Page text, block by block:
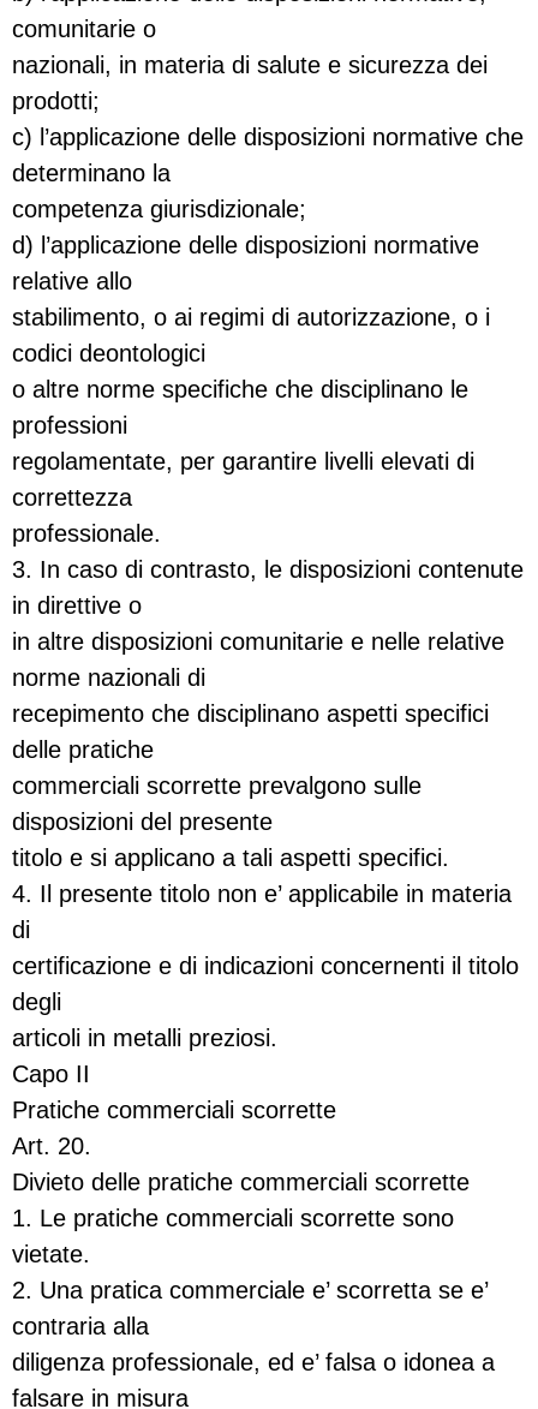
comunitarie o
nazionali, in materia di salute e sicurezza dei
prodotti;
c) l’applicazione delle disposizioni normative che
determinano la
competenza giurisdizionale;
d) l’applicazione delle disposizioni normative
relative allo
stabilimento, o ai regimi di autorizzazione, o i
codici deontologici
o altre norme specifiche che disciplinano le
professioni
regolamentate, per garantire livelli elevati di
correttezza
professionale.
3. In caso di contrasto, le disposizioni contenute
in direttive o
in altre disposizioni comunitarie e nelle relative
norme nazionali di
recepimento che disciplinano aspetti specifici
delle pratiche
commerciali scorrette prevalgono sulle
disposizioni del presente
titolo e si applicano a tali aspetti specifici.
4. Il presente titolo non e’ applicabile in materia
di
certificazione e di indicazioni concernenti il titolo
degli
articoli in metalli preziosi.
Capo II
Pratiche commerciali scorrette
Art. 20.
Divieto delle pratiche commerciali scorrette
1. Le pratiche commerciali scorrette sono
vietate.
2. Una pratica commerciale e’ scorretta se e’
contraria alla
diligenza professionale, ed e’ falsa o idonea a
falsare in misura